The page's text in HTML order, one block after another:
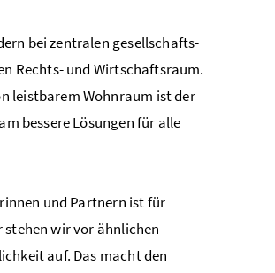
bei zentralen gesellschafts-
Rechts- und Wirtschaftsraum.
leistbarem Wohnraum ist der
bessere Lösungen für alle
und Partnern ist für
wir vor ähnlichen
auf. Das macht den